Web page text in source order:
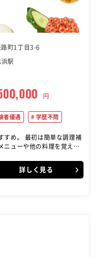
町1丁目3-6
駅
円
者優遇 学歴不問
な調理補
ニューや他の料理を覚えて
理技術を磨いていきま
コミュニケーションスキル
会を提供しています。
詳しく見る